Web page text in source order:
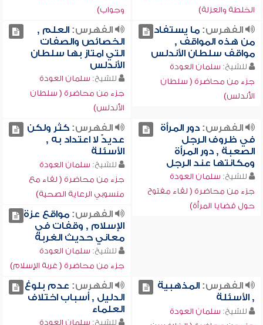
الخلطة والعزلة)
وجواب)
الفهرس:ما يستفاد
من هذه المواقف ,
مواقف سلطان الأندلس
للشيخ: سلمان العودة
جزء من محاضرة ( سلطان
الأندلس)
الفهرس:العلم ,
الخصائص والصفات
التي امتاز بها سلطان
الأندلس
للشيخ: سلمان العودة
جزء من محاضرة ( سلطان
الأندلس)
الفهرس:دور المرأة
في ظروف الرجل
الصعبة , دور المرأة
ومكانتها عند الرجل
للشيخ: سلمان العودة
جزء من محاضرة ( لقاء مفتوح
حول قضايا المرأة)
الفهرس:كثر ولكن
عديدٌ لا اعتداد به ,
الأسئلة
للشيخ: سلمان العودة
جزء من محاضرة ( لقاء مع
منسوبي الرعاية الصحية)
الفهرس:مواقع عزة
الإسلام , وقفات في
معاني حديث الغربة
للشيخ: سلمان العودة
جزء من محاضرة ( غربة الإسلام)
الفهرس:المذهبية
, الأسئلة
للشيخ: سلمان العودة
الفهرس: عدم بلوغ
الدليل , أسباب اختلاف
العلماء
للشيخ: سلمان العودة